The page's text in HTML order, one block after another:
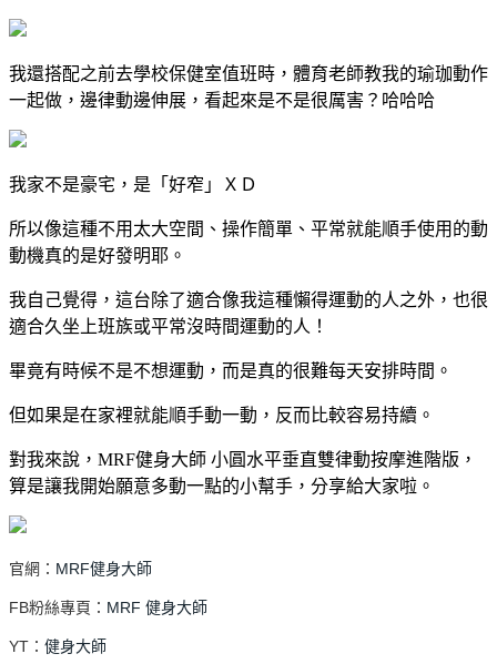
我還搭配之前去學校保健室值班時，體育老師教我的瑜珈動作
一起做，邊律動邊伸展，看起來是不是很厲害？哈哈哈
我家不是豪宅，是「好窄」ＸＤ
所以像這種不用太大空間、操作簡單、平常就能順手使用的動
動機真的是好發明耶。
我自己覺得，這台除了適合像我這種懶得運動的人之外，也很
適合久坐上班族或平常沒時間運動的人！
畢竟有時候不是不想運動，而是真的很難每天安排時間。
但如果是在家裡就能順手動一動，反而比較容易持續。
對我來說，MRF健身大師 ⼩圓⽔平垂直雙律動按摩進階版，
算是讓我開始願意多動一點的小幫手，分享給大家啦。
官網： MRF健身大師
FB粉絲專頁： MRF 健身大師
YT： 健身大師